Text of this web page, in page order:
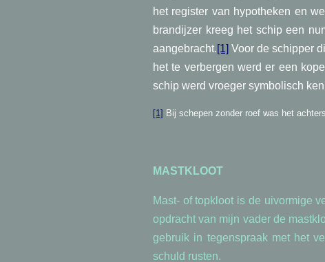
het register van hypotheken en
brandijzer kreeg het schip een
aangebracht.[1] Voor de schipper
het te verbergen werd er een
schip werd vroeger symbolisch
[1] Bij schepen zonder roef was het
MASTKLOOT
Mast- of topkloot is de uivormige
opdracht van mijn vader de
gebruik in tegenspraak met het
schuld rusten.